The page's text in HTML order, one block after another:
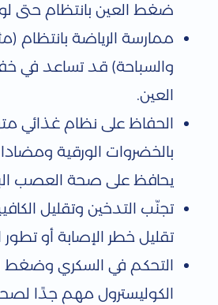
ضغط العين بانتظام حتى
ممارسة الرياضة بانتظام
والسباحة) قد تساعد
العين.
الحفاظ على نظام غذائي
بالخضروات الورقية
يحافظ على صحة العصب
تجنّب التدخين وتقليل
تقليل خطر الإصابة أو تطور
التحكم في السكري وضغط
الكوليسترول مهم جدًا